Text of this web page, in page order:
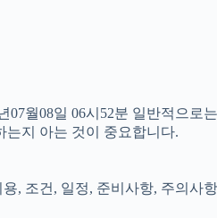
월08일 06시52분 일반적으로
는지 아는 것이 중요합니다.
, 조건, 일정, 준비사항, 주의사